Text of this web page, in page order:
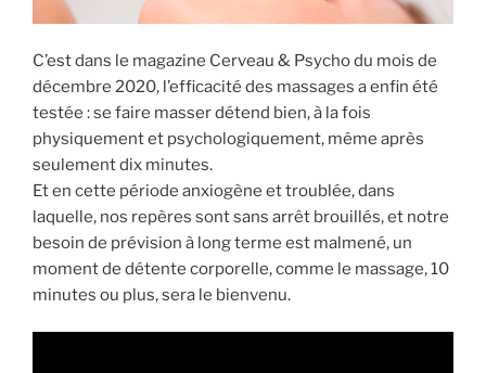
C’est dans le magazine Cerveau & Psycho du mois de
décembre 2020, l’efficacité des massages a enfin été
testée : se faire masser détend bien, à la fois
physiquement et psychologiquement, même après
seulement dix minutes.
Et en cette période anxiogène et troublée, dans
laquelle, nos repères sont sans arrêt brouillés, et notre
besoin de prévision à long terme est malmené, un
moment de détente corporelle, comme le massage, 10
minutes ou plus, sera le bienvenu.